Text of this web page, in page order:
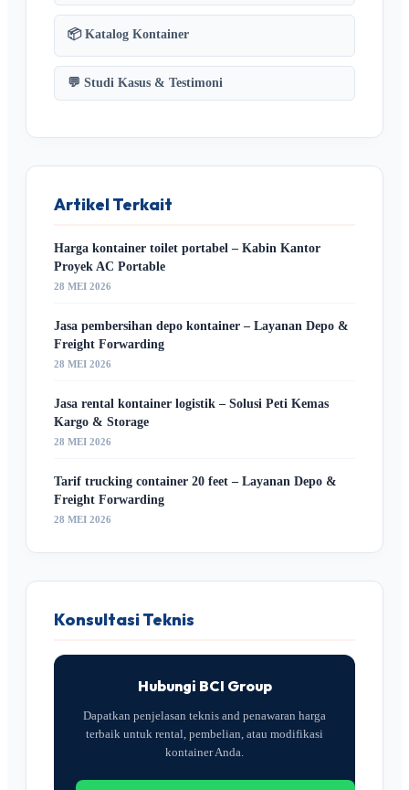
📦 Katalog Kontainer
💬 Studi Kasus & Testimoni
Artikel Terkait
Harga kontainer toilet portabel – Kabin Kantor
Proyek AC Portable
28 MEI 2026
Jasa pembersihan depo kontainer – Layanan Depo &
Freight Forwarding
28 MEI 2026
Jasa rental kontainer logistik – Solusi Peti Kemas
Kargo & Storage
28 MEI 2026
Tarif trucking container 20 feet – Layanan Depo &
Freight Forwarding
28 MEI 2026
Konsultasi Teknis
Hubungi BCI Group
Dapatkan penjelasan teknis and penawaran harga
terbaik untuk rental, pembelian, atau modifikasi
kontainer Anda.